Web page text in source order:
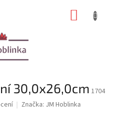
30,0x26,0cm 1704
Značka: JM Hoblinka